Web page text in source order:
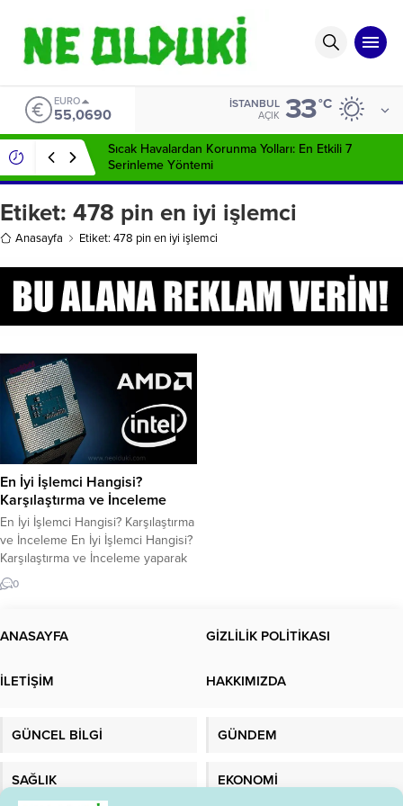
EURO
55,0690
İSTANBUL
AÇIK 33°C
Sıcak Havalardan Korunma Yolları: En Etkili 7
Serinleme Yöntemi
Etiket: 478 pin en iyi işlemci
Anasayfa Etiket: 478 pin en iyi işlemci
En İyi İşlemci Hangisi?
Karşılaştırma ve İnceleme
En İyi İşlemci Hangisi? Karşılaştırma
ve İnceleme En İyi İşlemci Hangisi?
Karşılaştırma ve İnceleme yaparak
sizler için hazırladık. Bilgisayarlar,
işlemci adı verilen ana bileşen
bilgisayarın hızını ve performansını
markası ve modeli var. Hangi
0
ANASAYFA GİZLİLİK POLİTİKASI
İLETİŞİM HAKKIMIZDA
GÜNCEL BİLGİ GÜNDEM
SAĞLIK EKONOMİ